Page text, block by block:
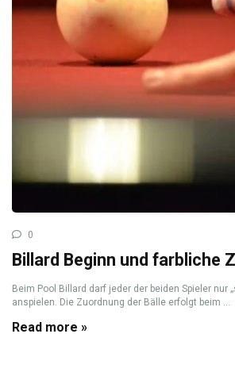
0
Billard Beginn und farbliche
Beim Pool Billard darf jeder der beiden Spieler nur
anspielen. Die Zuordnung der Bälle erfolgt beim ...
Read more »